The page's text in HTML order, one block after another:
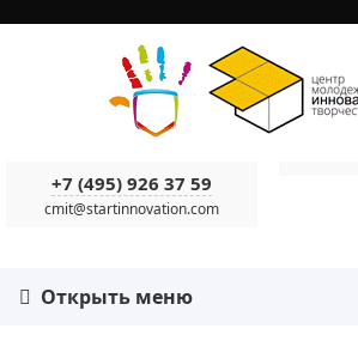
+7 (495) 926 37 59
cmit@startinnovation.com
Открыть меню